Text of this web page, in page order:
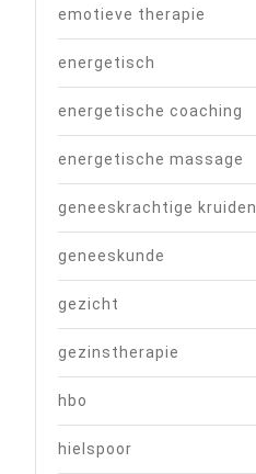
emotieve therapie
energetisch
energetische coaching
energetische massage
geneeskrachtige kruiden
geneeskunde
gezicht
gezinstherapie
hbo
hielspoor